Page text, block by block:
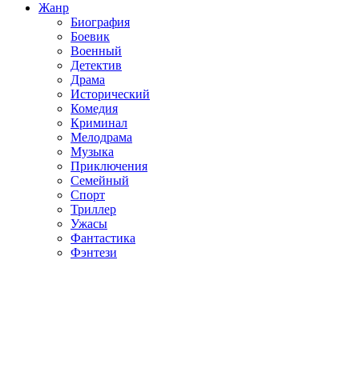
Жанр
Биография
Боевик
Военный
Детектив
Драма
Исторический
Комедия
Криминал
Мелодрама
Музыка
Приключения
Семейный
Спорт
Триллер
Ужасы
Фантастика
Фэнтези